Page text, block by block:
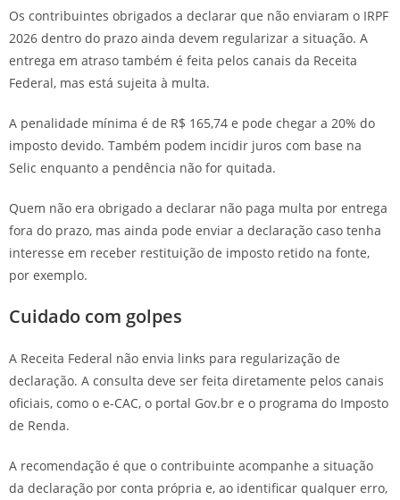
Os contribuintes obrigados a declarar que não enviaram o IRPF
2026 dentro do prazo ainda devem regularizar a situação. A
entrega em atraso também é feita pelos canais da Receita
Federal, mas está sujeita à multa.
A penalidade mínima é de R$ 165,74 e pode chegar a 20% do
imposto devido. Também podem incidir juros com base na
Selic enquanto a pendência não for quitada.
Quem não era obrigado a declarar não paga multa por entrega
fora do prazo, mas ainda pode enviar a declaração caso tenha
interesse em receber restituição de imposto retido na fonte,
por exemplo.
Cuidado com golpes
A Receita Federal não envia links para regularização de
declaração. A consulta deve ser feita diretamente pelos canais
oficiais, como o e-CAC, o portal Gov.br e o programa do Imposto
de Renda.
A recomendação é que o contribuinte acompanhe a situação
da declaração por conta própria e, ao identificar qualquer erro,